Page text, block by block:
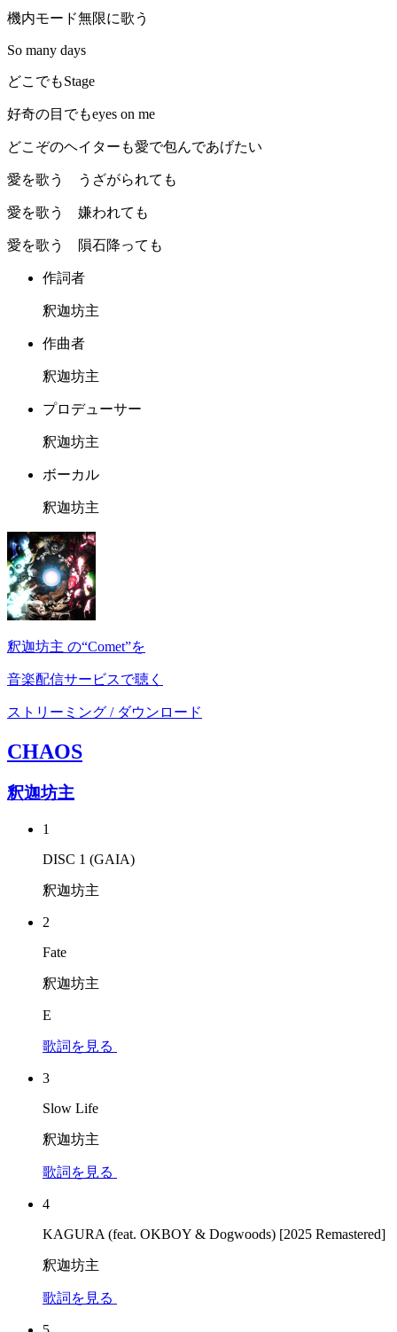
機内モード無限に歌う
So many days
どこでもStage
好奇の目でもeyes on me
どこぞのヘイターも愛で包んであげたい
愛を歌う うざがられても
愛を歌う 嫌われても
愛を歌う 隕石降っても
作詞者
釈迦坊主
作曲者
釈迦坊主
プロデューサー
釈迦坊主
ボーカル
釈迦坊主
釈迦坊主 の“Comet”を
音楽配信サービスで聴く
ストリーミング / ダウンロード
CHAOS
釈迦坊主
1
DISC 1 (GAIA)
釈迦坊主
2
Fate
釈迦坊主
E
歌詞を見る
3
Slow Life
釈迦坊主
歌詞を見る
4
KAGURA (feat. OKBOY & Dogwoods) [2025 Remastered]
釈迦坊主
歌詞を見る